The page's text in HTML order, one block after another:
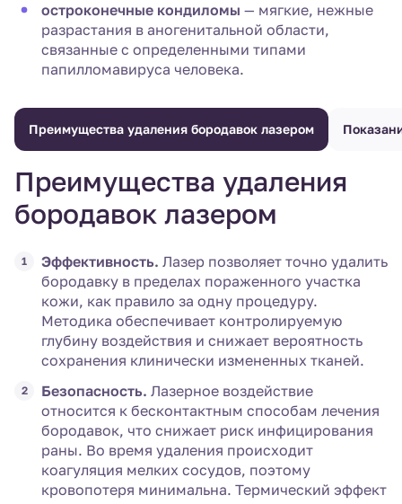
остроконечные кондиломы — мягкие, нежные
разрастания в аногенитальной области,
связанные с определенными типами
папилломавируса человека.
Преимущества удаления бородавок лазером
Преимущества удаления
бородавок лазером
Эффективность. Лазер позволяет точно удалить
бородавку в пределах пораженного участка
кожи, как правило за одну процедуру.
Методика обеспечивает контролируемую
глубину воздействия и снижает вероятность
сохранения клинически измененных тканей.
Безопасность. Лазерное воздействие
относится к бесконтактным способам лечения
бородавок, что снижает риск инфицирования
раны. Во время удаления происходит
коагуляция мелких сосудов, поэтому
кровопотеря минимальна. Термический эффект